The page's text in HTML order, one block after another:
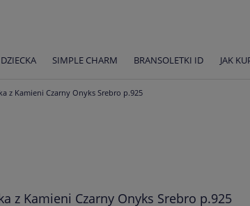
SIMPLE CHARM BRANSOLETKI ID JAK
z Kamieni Czarny Onyks Srebro p.925
z Kamieni Czarny Onyks Srebro p.925